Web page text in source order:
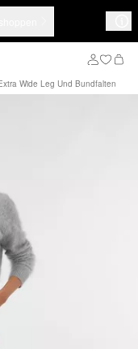
Wide Leg Und Bundfalten